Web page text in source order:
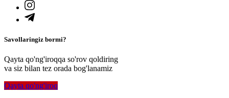
Savollaringiz bormi?
Qayta qo'ng'iroqqa so'rov qoldiring
va siz bilan tez orada bog'lanamiz
Qayta qo'ng'iroq